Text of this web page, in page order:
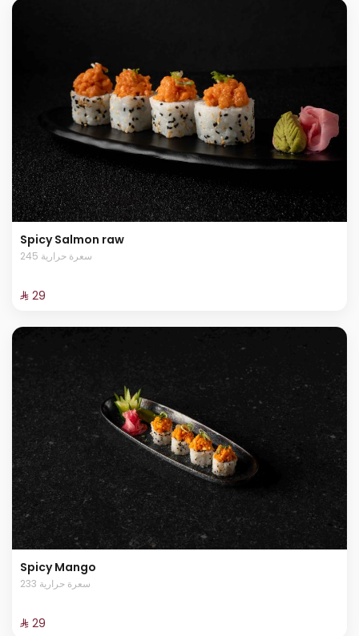
Spicy Salmon raw
245 سعرة حرارية
⁨⁦‪‬ 29⁩
Spicy Mango
233 سعرة حرارية
⁨⁦‪‬ 29⁩